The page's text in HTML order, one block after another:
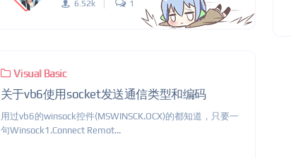
6.52k
1
Visual Basic
关于vb6使用socket发送通信类型和编码
用过vb6的winsock控件(MSWINSCK.OCX)的都知道，只要一
句Winsock1.Connect Remot...